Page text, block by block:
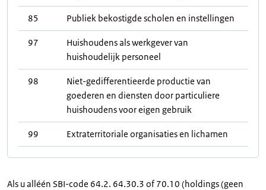
85 Publiek bekostigde scholen en instellingen
97
Huishoudens als werkgever van
huishoudelijk personeel
98
Niet-gedifferentieerde productie van
goederen en diensten door particuliere
huishoudens voor eigen gebruik
99 Extraterritoriale organisaties en lichamen
Als u alléén SBI-code 64.2. 64.30.3 of 70.10 (holdings (geen